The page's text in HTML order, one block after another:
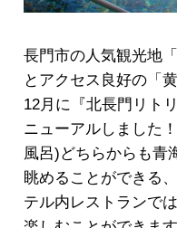
長門市の人気観光地
とアクセス良好の「
12月に『北長門リト
ニューアルしました
風呂)どちらからも青
眺めることができる
テル内レストランで